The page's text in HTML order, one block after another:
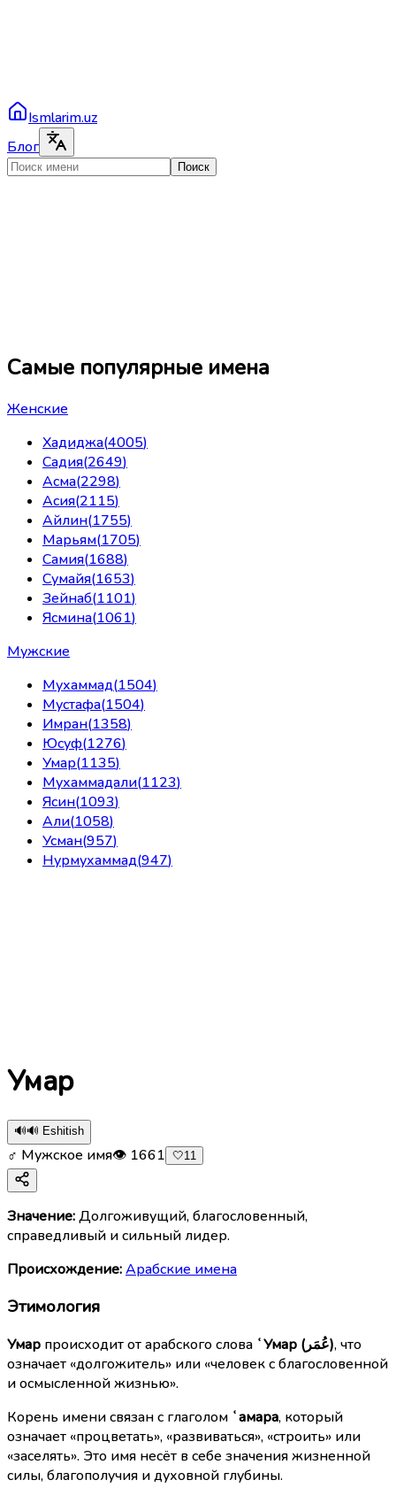
Ismlarim.uz
Блог
Поиск
Самые популярные имена
Женские
Хадиджа(4005)
Садия(2649)
Асма(2298)
Асия(2115)
Айлин(1755)
Марьям(1705)
Самия(1688)
Сумайя(1653)
Зейнаб(1101)
Ясмина(1061)
Мужские
Мухаммад(1504)
Мустафа(1504)
Имран(1358)
Юсуф(1276)
Умар(1135)
Мухаммадали(1123)
Ясин(1093)
Али(1058)
Усман(957)
Нурмухаммад(947)
Умар
🔊🔊 Eshitish
♂ Мужское имя👁 1661 🤍11
Значение:Долгоживущий, благословенный,
справедливый и сильный лидер.
Происхождение:Арабские имена
Этимология
Умар происходит от арабского слова ʿУмар (عُمَر), что
означает «долгожитель» или «человек с благословенной
и осмысленной жизнью».
Корень имени связан с глаголом ʿамара, который
означает «процветать», «развиваться», «строить» или
«заселять». Это имя несёт в себе значения жизненной
силы, благополучия и духовной глубины.